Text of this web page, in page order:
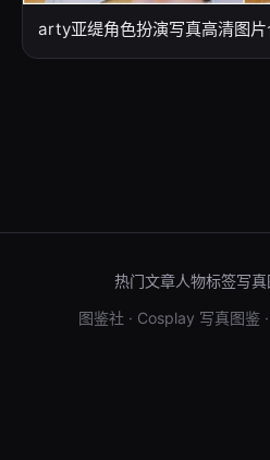
arty亚缇角色扮演写真高清图片
热门文章人物标签写
图鉴社 · Cosplay 写真图鉴